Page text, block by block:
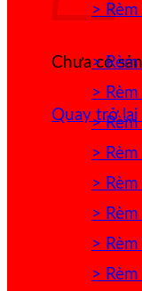
Chưa có
Quay trở lại
>
>
>
>
>
>
>
>
>